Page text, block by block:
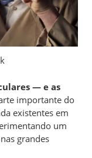
— e as
importante do
existentes em
um
grandes